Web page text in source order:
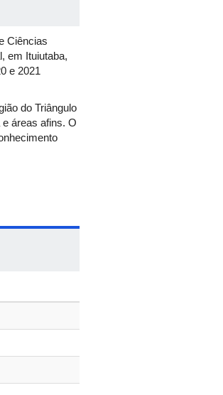
Ciências
em Ituiutaba,
e 2021
do Triângulo
áreas afins. O
orais no